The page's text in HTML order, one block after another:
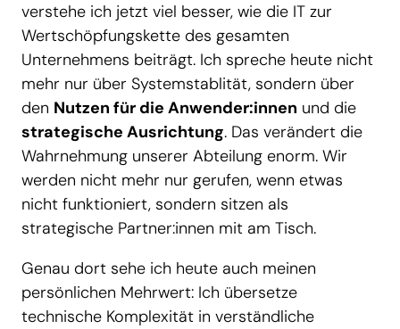
verstehe ich jetzt viel besser, wie die IT zur
Wertschöpfungskette des gesamten
Unternehmens beiträgt. Ich spreche heute nicht
mehr nur über Systemstablität, sondern über
den Nutzen für die Anwender:innen und die
strategische Ausrichtung. Das verändert die
Wahrnehmung unserer Abteilung enorm. Wir
werden nicht mehr nur gerufen, wenn etwas
nicht funktioniert, sondern sitzen als
strategische Partner:innen mit am Tisch.
Genau dort sehe ich heute auch meinen
persönlichen Mehrwert: Ich übersetze
technische Komplexität in verständliche